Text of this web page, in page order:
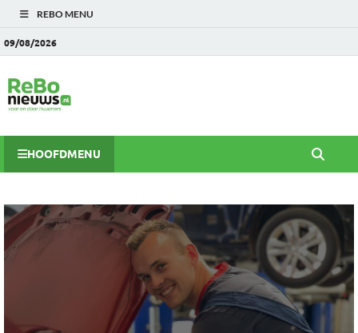
REBO MENU
09/08/2026
HOOFDMENU